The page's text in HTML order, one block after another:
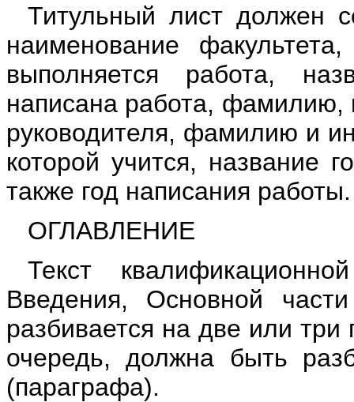
Титульный лист должен
наименование
выполняется работа,
написана работа, фамилию,
руководителя, фамилию и
которой учится, название
также год написания работы.
ОГЛАВЛЕНИЕ
Текст
Введения, Основной
разбивается на две или
очередь, должна быть
(параграфа).